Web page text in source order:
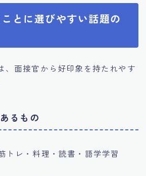
とに選びやすい話題の
、面接官から好印象を持たれやす
るもの
トレ・料理・読書・語学学習